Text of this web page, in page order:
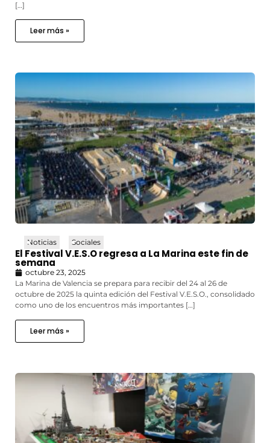
[…]
Leer más »
Noticias Sociales
El Festival V.E.S.O regresa a La Marina este fin de
semana
octubre 23, 2025
La Marina de Valencia se prepara para recibir del 24 al 26 de
octubre de 2025 la quinta edición del Festival V.E.S.O., consolidado
como uno de los encuentros más importantes […]
Leer más »